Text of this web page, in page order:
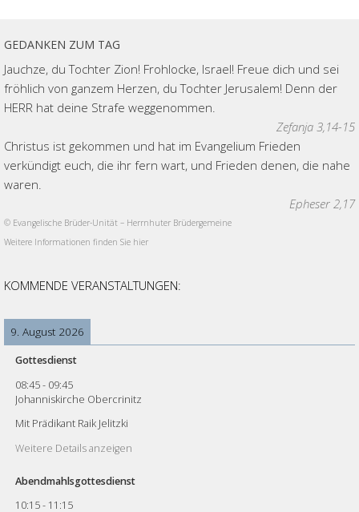
GEDANKEN ZUM TAG
Jauchze, du Tochter Zion! Frohlocke, Israel! Freue dich und sei
fröhlich von ganzem Herzen, du Tochter Jerusalem! Denn der
HERR hat deine Strafe weggenommen.
Zefanja 3,14-15
Christus ist gekommen und hat im Evangelium Frieden
verkündigt euch, die ihr fern wart, und Frieden denen, die nahe
waren.
Epheser 2,17
© Evangelische Brüder-Unität – Herrnhuter Brüdergemeine
Weitere Informationen finden Sie hier
KOMMENDE VERANSTALTUNGEN:
9. August 2026
Gottesdienst
08:45- 09:45
Johanniskirche Obercrinitz
Mit Prädikant Raik Jelitzki
Weitere Details anzeigen
Abendmahlsgottesdienst
10:15- 11:15